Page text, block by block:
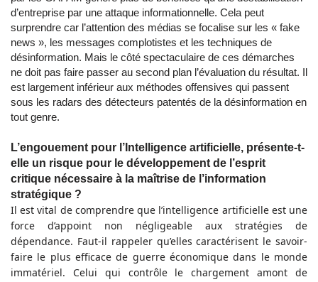
d’entreprise par une attaque informationnelle. Cela peut
surprendre car l’attention des médias se focalise sur les « fake
news », les messages complotistes et les techniques de
désinformation. Mais le côté spectaculaire de ces démarches
ne doit pas faire passer au second plan l’évaluation du résultat. Il
est largement inférieur aux méthodes offensives qui passent
sous les radars des détecteurs patentés de la désinformation en
tout genre.
L’engouement pour l’Intelligence artificielle, présente-t-
elle un risque pour le développement de l’esprit
critique nécessaire à la maîtrise de l’information
stratégique ?
Il est vital de comprendre que l’intelligence artificielle est une
force d’appoint non négligeable aux stratégies de
dépendance. Faut-il rappeler qu’elles caractérisent le savoir-
faire le plus efficace de guerre économique dans le monde
immatériel. Celui qui contrôle le chargement amont de